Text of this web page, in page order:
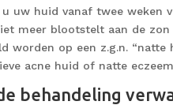
uw huid vanaf twee weken
meer blootstelt aan de
worden op een z.g.n. “natte
acne huid of natte
behandeling